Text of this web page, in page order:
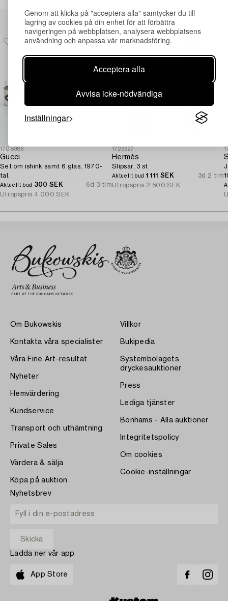
Genom att klicka på "acceptera alla" samtycker du till
lagring av cookies på din enhet för att förbättra
navigeringen på webbplatsen, analysera webbplatsens
användning och anpassa vår marknadsföring.
Acceptera alla
Avvisa icke-nödvändiga
Inställningar
Andra har även tittat på
1708986
Gucci
Set om ishink samt 6 glas, 1970-
tal.
Aktuellt bud 300 SEK
6d 3 tim
Utropspris 4 000 SEK
1729927
Hermès
Slipsar, 3 st.
Aktuellt bud 1 111 SEK
3d 2 tim
Utropspris 2 500 SEK
Om Bukowskis
Kontakta våra specialister
Våra Fine Art-resultat
Nyheter
Hemvärdering
Kundservice
Transport och uthämtning
Private Sales
Värdera & sälja
Köpa på auktion
Villkor
Bukipedia
Systembolagets
dryckesauktioner
Press
Lediga tjänster
Bonhams - Alla auktioner
Integritetspolicy
Om cookies
Cookie-inställningar
Nyhetsbrev
Ladda ner vår app
App Store